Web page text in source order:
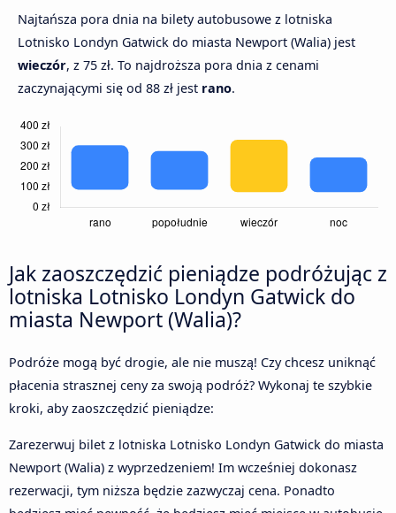
Najtańsza pora dnia na bilety autobusowe z lotniska
Lotnisko Londyn Gatwick do miasta Newport (Walia) jest
wieczór, z 75 zł. To najdroższa pora dnia z cenami
zaczynającymi się od 88 zł jest rano.
Jak zaoszczędzić pieniądze podróżując z
lotniska Lotnisko Londyn Gatwick do
miasta Newport (Walia)?
Podróże mogą być drogie, ale nie muszą! Czy chcesz uniknąć
płacenia strasznej ceny za swoją podróż? Wykonaj te szybkie
kroki, aby zaoszczędzić pieniądze:
Zarezerwuj bilet z lotniska Lotnisko Londyn Gatwick do miasta
Newport (Walia) z wyprzedzeniem! Im wcześniej dokonasz
rezerwacji, tym niższa będzie zazwyczaj cena. Ponadto